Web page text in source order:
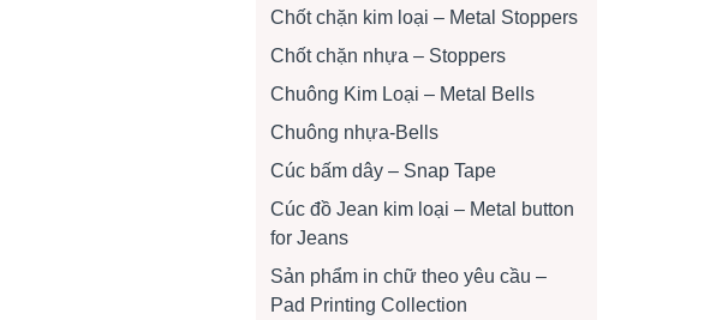
Chốt chặn kim loại – Metal Stoppers
Chốt chặn nhựa – Stoppers
Chuông Kim Loại – Metal Bells
Chuông nhựa-Bells
Cúc bấm dây – Snap Tape
Cúc đồ Jean kim loại – Metal button
for Jeans
Sản phẩm in chữ theo yêu cầu –
Pad Printing Collection